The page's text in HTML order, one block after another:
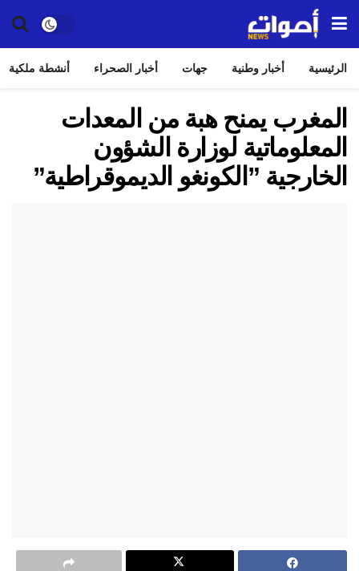
الرئيسية أخبار وطنية جهات أخبار الصحراء أنشطة ملكية
المغرب يمنح هبة من المعدات
المعلوماتية لوزارة الشؤون
الخارجية ”الكونغو الديموقراطية”